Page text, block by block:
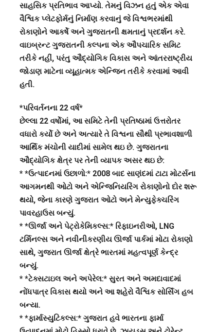
સાહસિક પ્રતિભાવ આપ્યો. તેમનું વિઝન હતું એક એવા
વૈશ્વિક પ્લેટફોર્મનું નિર્માણ કરવાનું જે વિશ્વભરમાંથી
રોકાણોને આકર્ષે અને ગુજરાતની ક્ષમતાનું પ્રદર્શન કરે.
વાઇબ્રન્ટ ગુજરાતની કલ્પના એક ઔપચારિક સમિટ
તરીકે નહીં, પરંતુ ઔદ્યોગિક વિકાસ અને આંતરરાષ્ટ્રીય
જોડાણ માટેના વ્યૂહાત્મક એન્જિન તરીકે કરવામાં આવી
હતી.
*પરિવર્તનના 22 વર્ષ*
છેલ્લા 22 વર્ષોમાં, આ સમિટે તેની પ્રતિષ્ઠામાં ઉત્તરોતર
વધારો કર્યો છે અને અત્યારે તે વિશ્વના સૌથી પ્રભાવશાળી
આર્થિક મંચોની યાદીમાં સામેલ થઇ છે. ગુજરાતના
ઔદ્યોગિક ક્ષેત્ર પર તેની વ્યાપક અસર થઇ છે:
* *ઉત્પાદનમાં ઉછાળો:* 2008 બાદ સાણંદમાં ટાટા મોટર્સના
આગમનથી ઓટો અને એન્જિનિયરિંગ રોકાણોનો દોર શરૂ
થયો, જેના કારણે ગુજરાત ઓટો અને મેન્યુફેક્ચરિંગ
પાવરહાઉસ બન્યું.
* *ઊર્જા અને પેટ્રોકેમિકલ્સ:* રિફાઇનરીઓ, LNG
ટર્મિનલ્સ અને નવીનીકરણીય ઊર્જા પાર્કમાં મોટા રોકાણો
સાથે, ગુજરાત ઊર્જા ક્ષેત્રે ભારતમાં મહત્વપૂર્ણ કેન્દ્ર
બન્યું.
* *ટેક્સટાઇલ અને અપેરેલ:* સુરત અને અમદાવાદમાં
નોંધપાત્ર વિકાસ થયો અને આ શહેરો વૈશ્વિક સોર્સિંગ હબ
બન્યા.
* *ફાર્માસ્યુટિકલ્સ:* ગુજરાત હવે ભારતના ફાર્મા